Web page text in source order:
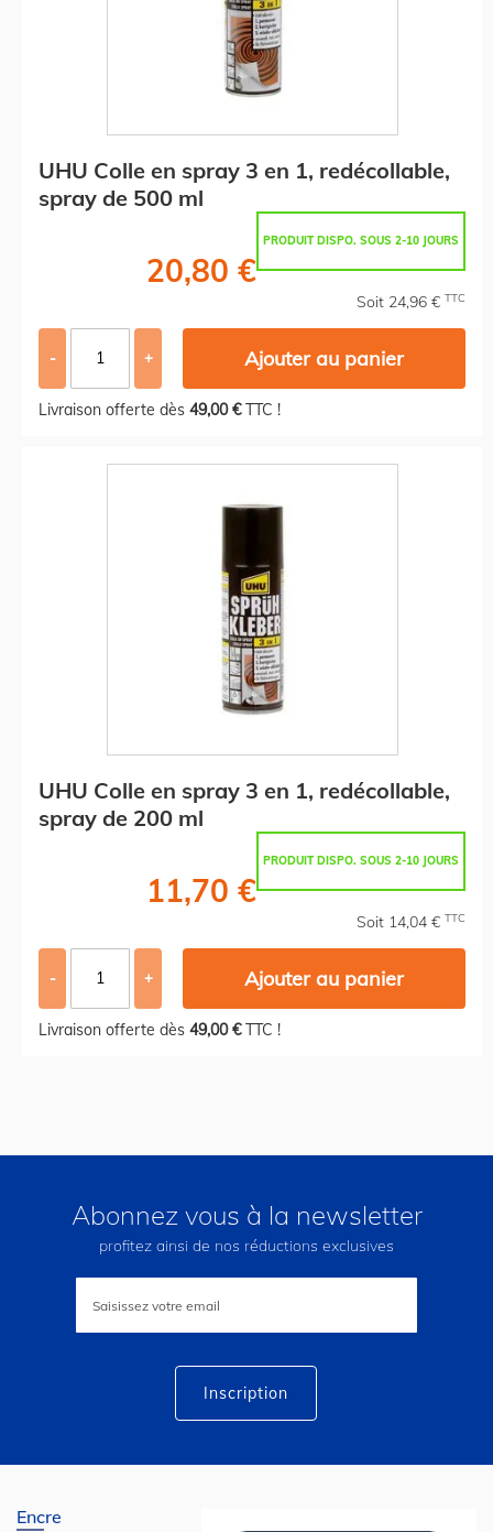
UHU Colle en spray 3 en 1, redécollable,
spray de 500 ml
PRODUIT DISPO. SOUS 2-10 JOURS
20,80 €
Soit 24,96 € TTC
- + Ajouter au panier
Livraison offerte dès 49,00 €TTC !
UHU Colle en spray 3 en 1, redécollable,
spray de 200 ml
PRODUIT DISPO. SOUS 2-10 JOURS
11,70 €
Soit 14,04 € TTC
- + Ajouter au panier
Livraison offerte dès 49,00 €TTC !
Abonnez vous à la newsletter
profitez ainsi de nos réductions exclusives
lettre
Inscription
Encre